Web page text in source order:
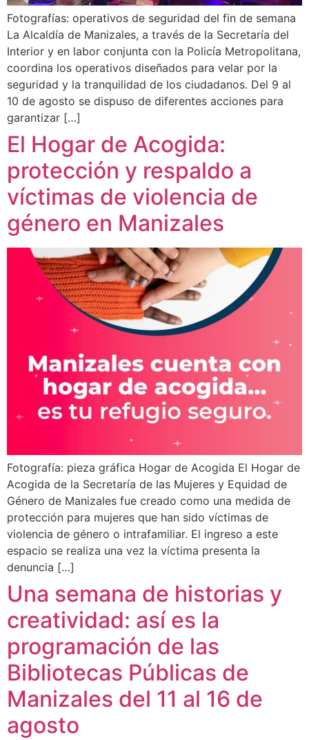
Fotografías: operativos de seguridad del fin de semana
La Alcaldía de Manizales, a través de la Secretaría del
Interior y en labor conjunta con la Policía Metropolitana,
coordina los operativos diseñados para velar por la
seguridad y la tranquilidad de los ciudadanos. Del 9 al
10 de agosto se dispuso de diferentes acciones para
garantizar […]
El Hogar de Acogida:
protección y respaldo a
víctimas de violencia de
género en Manizales
Fotografía: pieza gráfica Hogar de Acogida El Hogar de
Acogida de la Secretaría de las Mujeres y Equidad de
Género de Manizales fue creado como una medida de
protección para mujeres que han sido víctimas de
violencia de género o intrafamiliar. El ingreso a este
espacio se realiza una vez la víctima presenta la
denuncia […]
Una semana de historias y
creatividad: así es la
programación de las
Bibliotecas Públicas de
Manizales del 11 al 16 de
agosto